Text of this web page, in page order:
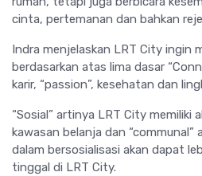
cinta, pertemanan dan bahkan
Indra menjelaskan LRT City ingin
berdasarkan atas lima dasar
karir, “passion”, kesehatan dan
“Sosial” artinya LRT City memiliki
kawasan belanja dan “communal”
dalam bersosialisasi akan dapat
tinggal di LRT City.